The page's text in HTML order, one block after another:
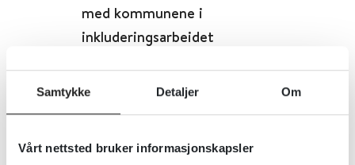
Samtykke Detaljer Om
Vårt nettsted bruker informasjonskapsler
med kommunene i
inkluderingsarbeidet
Detaljer